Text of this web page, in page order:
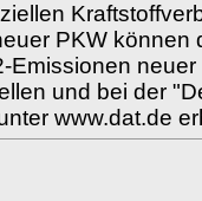
PKW können
Emissionen
und bei der
www.dat.de